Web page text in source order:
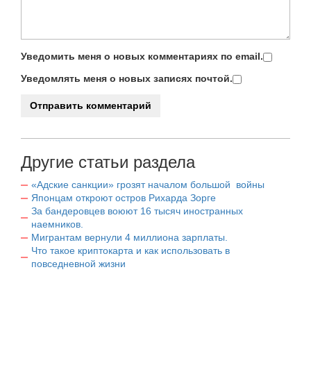
Уведомить меня о новых комментариях по email.
Уведомлять меня о новых записях почтой.
Другие статьи раздела
«Адские санкции» грозят началом большой войны
Японцам откроют остров Рихарда Зорге
За бандеровцев воюют 16 тысяч иностранных
наемников.
Мигрантам вернули 4 миллиона зарплаты.
Что такое криптокарта и как использовать в
повседневной жизни